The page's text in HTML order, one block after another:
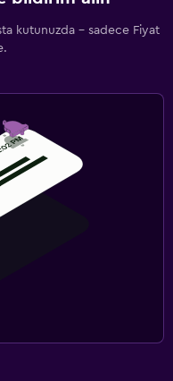
kutunuzda - sadece Fiyat